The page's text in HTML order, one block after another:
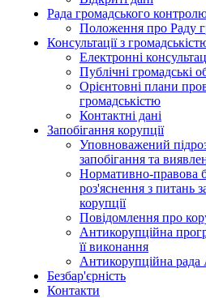
Рада громадського
Положення про Раду
Консультації з
Електронні
Публічні громадські
Орієнтовні плани
громадськістю
Контактні дані
Запобігання корупції
Уповноважений
запобігання та
Нормативно-правова
роз'яснення з питань
корупції
Повідомлення про
Антикорупційна
її виконання
Антикорупційна
Безбар'єрність
Контакти